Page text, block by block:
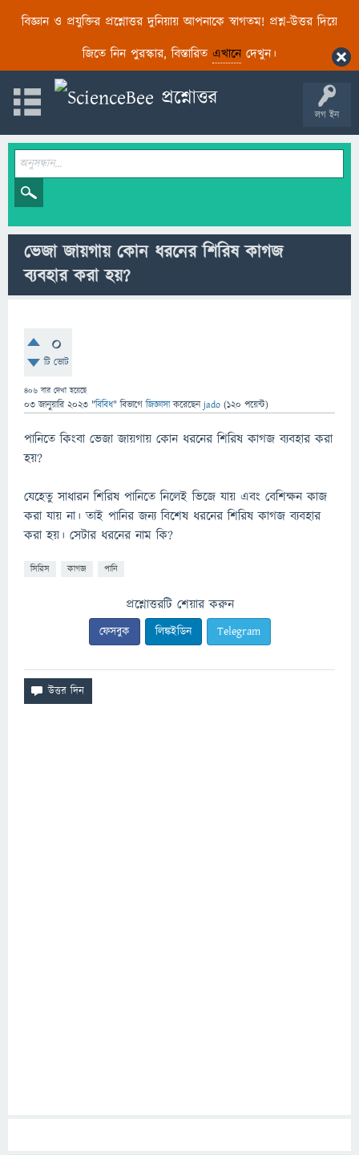
বিজ্ঞান ও প্রযুক্তির প্রশ্নোত্তর দুনিয়ায় আপনাকে স্বাগতম! প্রশ্ন-উত্তর দিয়ে
জিতে নিন পুরস্কার, বিস্তারিত এখানেদেখুন।
লগ ইন
ভেজা জায়গায় কোন ধরনের শিরিষ কাগজ
ব্যবহার করা হয়?
0
টি ভোট
406 বার দেখা হয়েছে
03 জানুয়ারি 2023 "বিবিধ" বিভাগে জিজ্ঞাসাকরেছেনjado (120 পয়েন্ট)
পানিতে কিংবা ভেজা জায়গায় কোন ধরনের শিরিষ কাগজ ব্যবহার করা
হয়?
যেহেতু সাধারন শিরিষ পানিতে নিলেই ভিজে যায় এবং বেশিক্ষন কাজ
করা যায় না। তাই পানির জন্য বিশেষ ধরনের শিরিষ কাগজ ব্যবহার
করা হয়। সেটার ধরনের নাম কি?
সিরিস কাগজ পানি
প্রশ্নোত্তরটি শেয়ার করুন
ফেসবুক লিঙ্কইডিন Telegram